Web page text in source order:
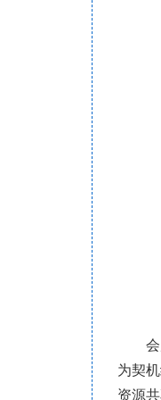
为契
资源